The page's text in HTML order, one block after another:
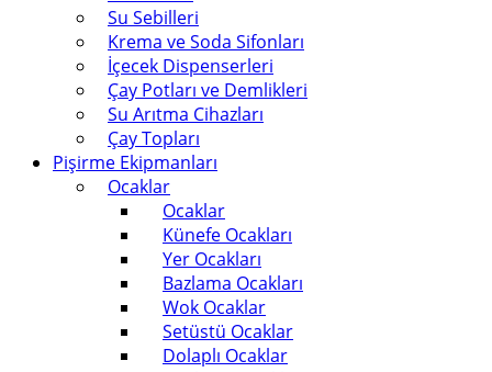
Su Sebilleri
Krema ve Soda Sifonları
İçecek Dispenserleri
Çay Potları ve Demlikleri
Su Arıtma Cihazları
Çay Topları
Pişirme Ekipmanları
Ocaklar
Ocaklar
Künefe Ocakları
Yer Ocakları
Bazlama Ocakları
Wok Ocaklar
Setüstü Ocaklar
Dolaplı Ocaklar